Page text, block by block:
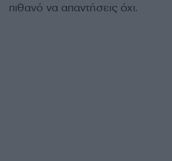
πιθανό να απαντήσεις όχι.